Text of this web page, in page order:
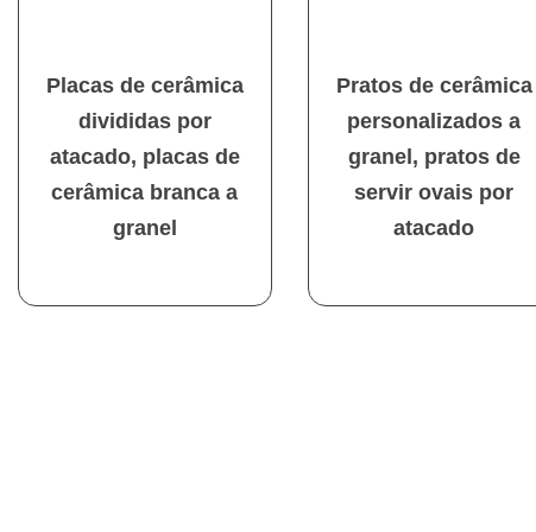
Placas de cerâmica
divididas por
atacado, placas de
cerâmica branca a
granel
Pratos de cerâmica
personalizados a
granel, pratos de
servir ovais por
atacado